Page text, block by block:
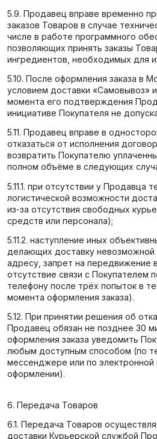
5.9. Продавец вправе временно
заказов Товаров в случае
числе в работе программного
позволяющих принять заказы
ингредиентов, необходимых для
5.10. После оформления заказа в
условием доставки «Самовывоз»
момента его подтверждения
инициативе Покупателя не
5.11. Продавец вправе в
отказаться от исполнения
возвратить Покупателю
полном объёме в следующих
5.11.1. при отсутствии у Продавца
логистической возможности
из-за отсутствия свободных
средств или персонала);
5.11.2. наступление иных
делающих доставку невозможной
адресу, запрет на передвижение
отсутствие связи с Покупателем
телефону после трёх попыток в
момента оформления заказа).
5.12. При принятии решения об
Продавец обязан не позднее 30
оформления заказа уведомить
любым доступным способом (по
мессенджере или по электронной
оформлении).
6. Передача Товаров
6.1. Передача Товаров
доставки Курьерской службой